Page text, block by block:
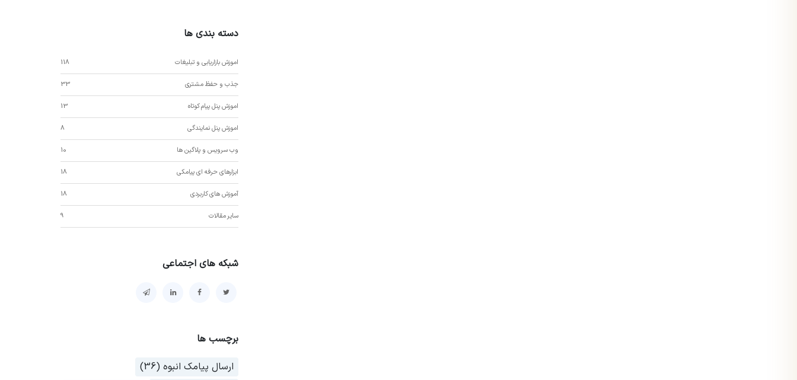
دسته بندی ها
اموزش بازاریابی و تبلیغات 118
جذب و حفظ مشتری 33
اموزش پنل پیام کوتاه 13
اموزش پنل نمایندگی 8
وب سرویس و پلاگین ها 10
ابزارهای حرفه ای پیامکی 18
آموزش های کاربردی 18
سایر مقالات 9
شبکه های اجتماعی
برچسب ها
ارسال پیامک انبوه (36)